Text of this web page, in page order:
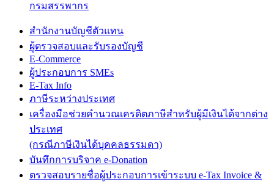
กรมสรรพากร
สำนักงานบัญชีตัวแทน
ผู้ตรวจสอบและรับรองบัญชี
E-Commerce
ผู้ประกอบการ SMEs
E-Tax Info
ภาษีระหว่างประเทศ
เครื่องมือช่วยคำนวณเครดิตภาษีสำหรับผู้มีเงินได้จากต่าง
ประเทศ
(กรณีภาษีเงินได้บุคคลธรรมดา)
บันทึกการบริจาค e-Donation
ตรวจสอบรายชื่อผู้ประกอบการเข้าระบบ e-Tax Invoice &